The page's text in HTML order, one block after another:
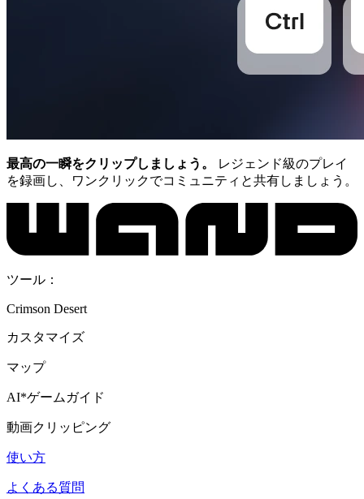
最高の一瞬をクリップしましょう。
レジェンド級のプレイ
を録画し、ワンクリックでコミュニティと共有しましょう。
ツール：
Crimson Desert
カスタマイズ
マップ
AI*ゲームガイド
動画クリッピング
使い方
よくある質問